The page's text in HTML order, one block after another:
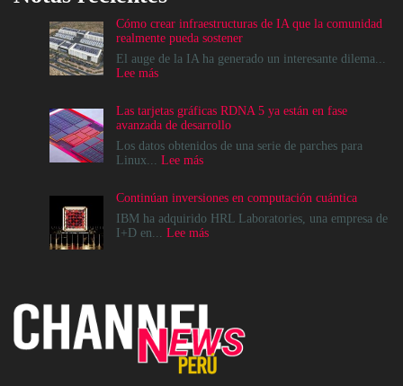
Cómo crear infraestructuras de IA que la comunidad
realmente pueda sostener
El auge de la IA ha generado un interesante dilema...
Lee más:
infraestructuras
de
IA
que
realmente
pueda
sostener
Las tarjetas gráficas RDNA 5 ya están en fase
avanzada de desarrollo
Los datos obtenidos de una serie de parches para
Linux... Lee más:
gráficas
RDNA
5
avanzada
desarrollo
Continúan inversiones en computación cuántica
IBM ha adquirido HRL Laboratories, una empresa de
I+D en... Lee más: